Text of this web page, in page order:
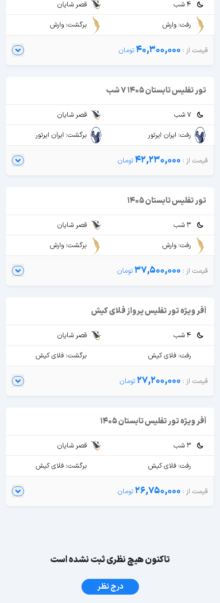
4 شب
قصر شایان
رفت: وارش
برگشت: وارش
40,300,000
تور تفلیس تابستان 1405 7 شب
7 شب
قصر شایان
رفت: ایران ایرتور
برگشت: ایران ایرتور
42,230,000
تور تفلیس تابستان 1405
3 شب
قصر شایان
رفت: وارش
برگشت: وارش
37,500,000
آفر ویژه تور تفلیس پرواز فلای کیش
4 شب
قصر شایان
رفت: فلای کیش
برگشت: فلای کیش
27,200,000
آفر ویژه تور تفلیس تابستان 1405
3 شب
قصر شایان
رفت: فلای کیش
برگشت: فلای کیش
26,750,000
تاکنون هیچ نظری ثبت نشده است
درج نظر